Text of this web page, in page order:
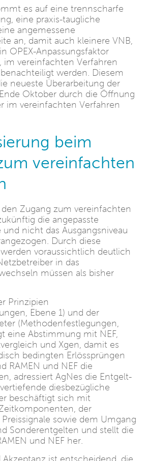
es auf eine trennscharfe
eine praxis-taugliche
angemessene
an, damit auch kleinere VNB,
OPEX-Anpassungsfaktor
im vereinfachten Verfahren
werden. Diesem
neueste Überarbeitung der
Oktober durch die Öffnung
im vereinfachten Verfahren
beim
vereinfachten
Zugang zum vereinfachten
die angepasste
und nicht das Ausgangsniveau
Durch diese
voraussichtlich deutlich
in das
müssen als bisher
Prinzipien
Ebene 1) und der
(Methodenfestlegungen,
eine Abstimmung mit NEF,
und Xgen, damit es
bedingten Erlössprüngen
RAMEN und NEF die
adressiert AgNes die Entgelt-
diesbezügliche
beschäftigt sich mit
der
sowie dem Umgang
Sonderentgelten und stellt die
und NEF her.
Akzeptanz ist entscheidend, die